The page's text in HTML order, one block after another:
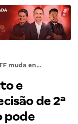
STF muda entendimento e autoriza prisão após decisão de 2ª Instância. Será que isso pode aparecer no XIX Exame de Ordem?
e
de 2ª
pode